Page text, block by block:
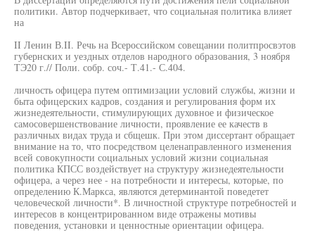
политики. Автор подчеркивает, что социальная политика влияет
на
II Ленин В.II. Речь на Всероссийском совещании политпросвэтов
губернских и уездных отделов народного образования, 3 ноября
ТЭ20 г.// Поли. собр. соч.- Т.41.- С.404.
личность офицера путем оптимизации условий службы, жизни и
быта офицерских кадров, создания и регулирования форм их
жизнедеятельности, стимулирующих духовное и физическое
самосовершенствование личности, проявление ее качеств в
различных видах труда и сбщешк. При этом диссертант обращает
внимание на то, что посредством целенаправленного изменения
всей совокупности социальных условий жизни социальная
политика КПСС воздействует на структуру жизнедеятельности
офицера, а через нее - на потребности и интересы, которые, по
определению К.Маркса, являются детерминантой поведетет
человеческой личности*. В личностной структуре потребностей и
интересов в концентрированном виде отражены мотивы
поведения, установки и ценностные ориентации офицера.